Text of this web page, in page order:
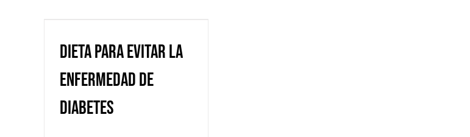
enfermedad de diabetes
Dieta para evitar la
enfermedad de
diabetes